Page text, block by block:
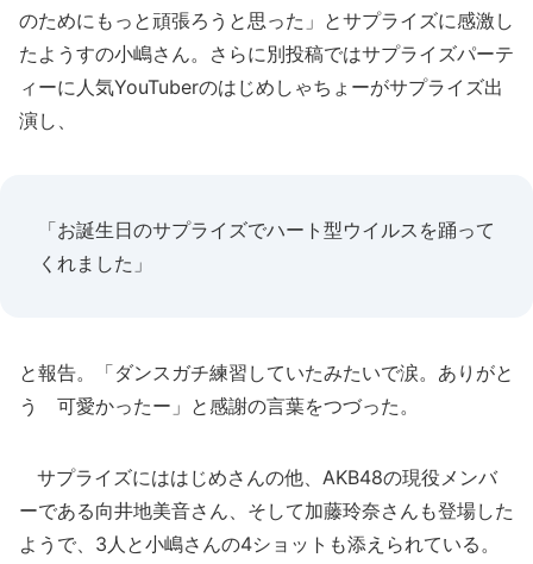
のためにもっと頑張ろうと思った」とサプライズに感激し
たようすの小嶋さん。さらに別投稿ではサプライズパーテ
ィーに人気YouTuberのはじめしゃちょーがサプライズ出
演し、
「お誕生日のサプライズでハート型ウイルスを踊って
くれました」
と報告。「ダンスガチ練習していたみたいで涙。ありがと
う 可愛かったー」と感謝の言葉をつづった。
サプライズにははじめさんの他、AKB48の現役メンバ
ーである向井地美音さん、そして加藤玲奈さんも登場した
ようで、3人と小嶋さんの4ショットも添えられている。